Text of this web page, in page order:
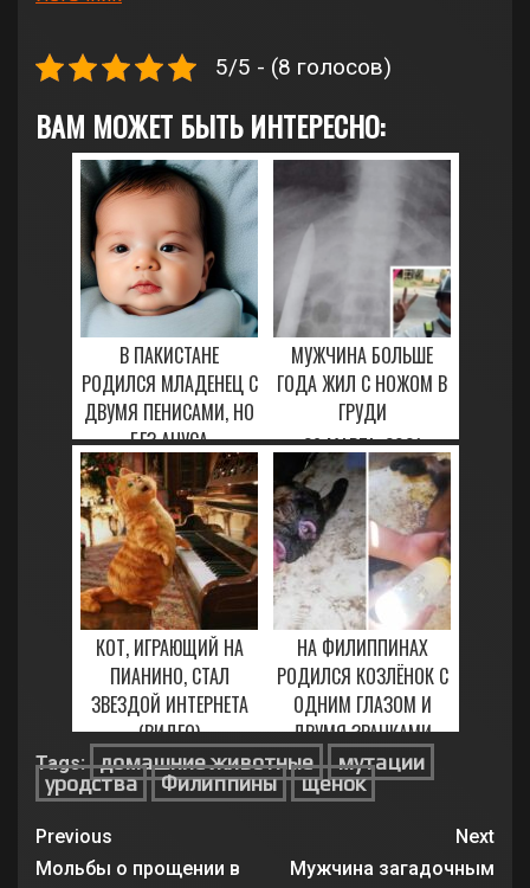
5/5 - (8 голосов)
ВАМ МОЖЕТ БЫТЬ ИНТЕРЕСНО:
В ПАКИСТАНЕ
РОДИЛСЯ МЛАДЕНЕЦ С
ДВУМЯ ПЕНИСАМИ, НО
БЕЗ АНУСА
30 АПРЕЛЯ, 2023
МУЖЧИНА БОЛЬШЕ
ГОДА ЖИЛ С НОЖОМ В
ГРУДИ
26 МАРТА, 2021
КОТ, ИГРАЮЩИЙ НА
ПИАНИНО, СТАЛ
ЗВЕЗДОЙ ИНТЕРНЕТА
(ВИДЕО)
7 ФЕВРАЛЯ, 2021
НА ФИЛИППИНАХ
РОДИЛСЯ КОЗЛЁНОК С
ОДНИМ ГЛАЗОМ И
ДВУМЯ ЗРАЧКАМИ
4 МАРТА, 2021
Tags: домашние животные
мутации
уродства
Филиппины щенок
Previous
Мольбы о прощении в
Next
Мужчина загадочным